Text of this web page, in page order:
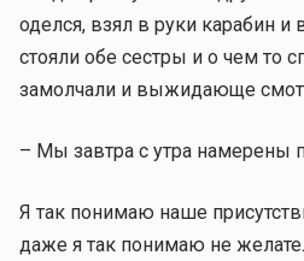
оделся, взял в руки карабин
стояли обе сестры и о чем то
замолчали и выжидающе
– Мы завтра с утра намерены
Я так понимаю наше
даже я так понимаю не